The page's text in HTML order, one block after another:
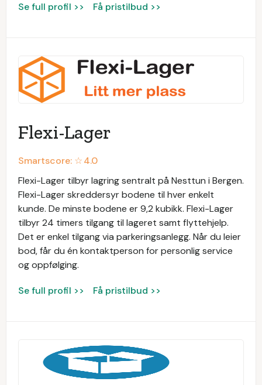
Se full profil >> Få pristilbud >>
Flexi-Lager
Smartscore: ☆4.0
Flexi-Lager tilbyr lagring sentralt på Nesttun i Bergen.
Flexi-Lager skreddersyr bodene til hver enkelt
kunde. De minste bodene er 9,2 kubikk. Flexi-Lager
tilbyr 24 timers tilgang til lageret samt flyttehjelp.
Det er enkel tilgang via parkeringsanlegg. Når du leier
bod, får du én kontaktperson for personlig service
og oppfølging.
Se full profil >> Få pristilbud >>